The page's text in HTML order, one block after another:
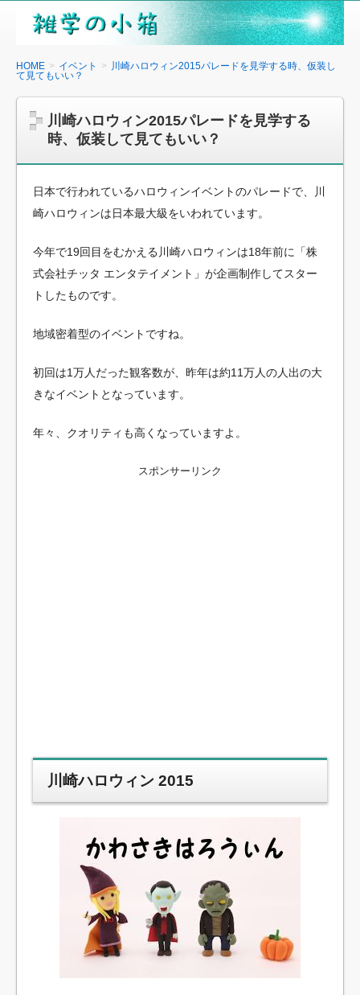
雑
の
箱
HOME イベント
川崎ハロウィン2015パレードを見学する時、仮装し
て見てもいい？
川崎ハロウィン2015パレードを見学する
時、仮装して見てもいい？
日本で行われているハロウィンイベントのパレードで、川
崎ハロウィンは日本最大級をいわれています。
今年で19回目をむかえる川崎ハロウィンは18年前に「株
式会社チッタ エンタテイメント」が企画制作してスター
トしたものです。
地域密着型のイベントですね。
初回は1万人だった観客数が、昨年は約11万人の人出の大
きなイベントとなっています。
年々、クオリティも高くなっていますよ。
スポンサーリンク
川崎ハロウィン 2015